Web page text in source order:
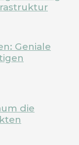
Geniale
die